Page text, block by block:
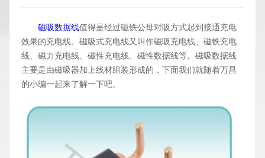
磁吸数据线值得是经过磁铁公母对吸方式起到接通充电
效果的充电线。磁吸式充电线又叫作磁吸充电线、磁铁充电
线、磁力充电线、磁性充电线、磁性数据线等。磁吸数据线
主要是由磁吸器加上线材组装形成的，下面我们就随着万昌
的小编一起来了解一下吧。